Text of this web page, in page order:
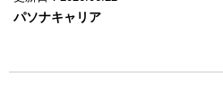
パソナキャリア